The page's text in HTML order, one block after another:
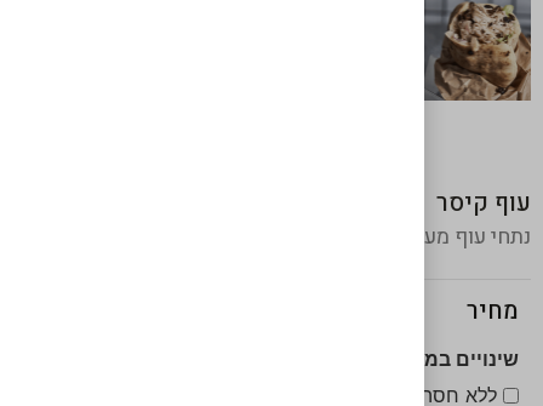
עוף קיסר
נתחי עוף מעושן מפורק, חסה, עגבניה, בצל סגול ורוטב קיסר
מחיר
שינויים במנה?
ללא חסה